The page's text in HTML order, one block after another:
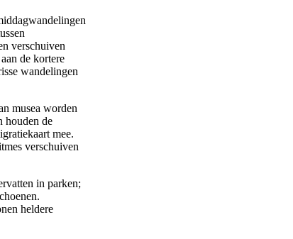
verschuiven
de kortere
wandelingen
musea worden
houden de
mee.
verschuiven
in parken;
heldere